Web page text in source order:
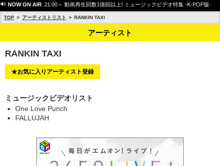
NOW ON AIR 21:00～ 動画再生回数1億回以上! ミュージックビデオ特集 -K-POP版-
TOP アーティストリスト RANKIN TAXI
アーティスト
RANKIN TAXI
★お気に入りアーティスト登録
ミュージックビデオリスト
One Love Punch
FALLUJAH